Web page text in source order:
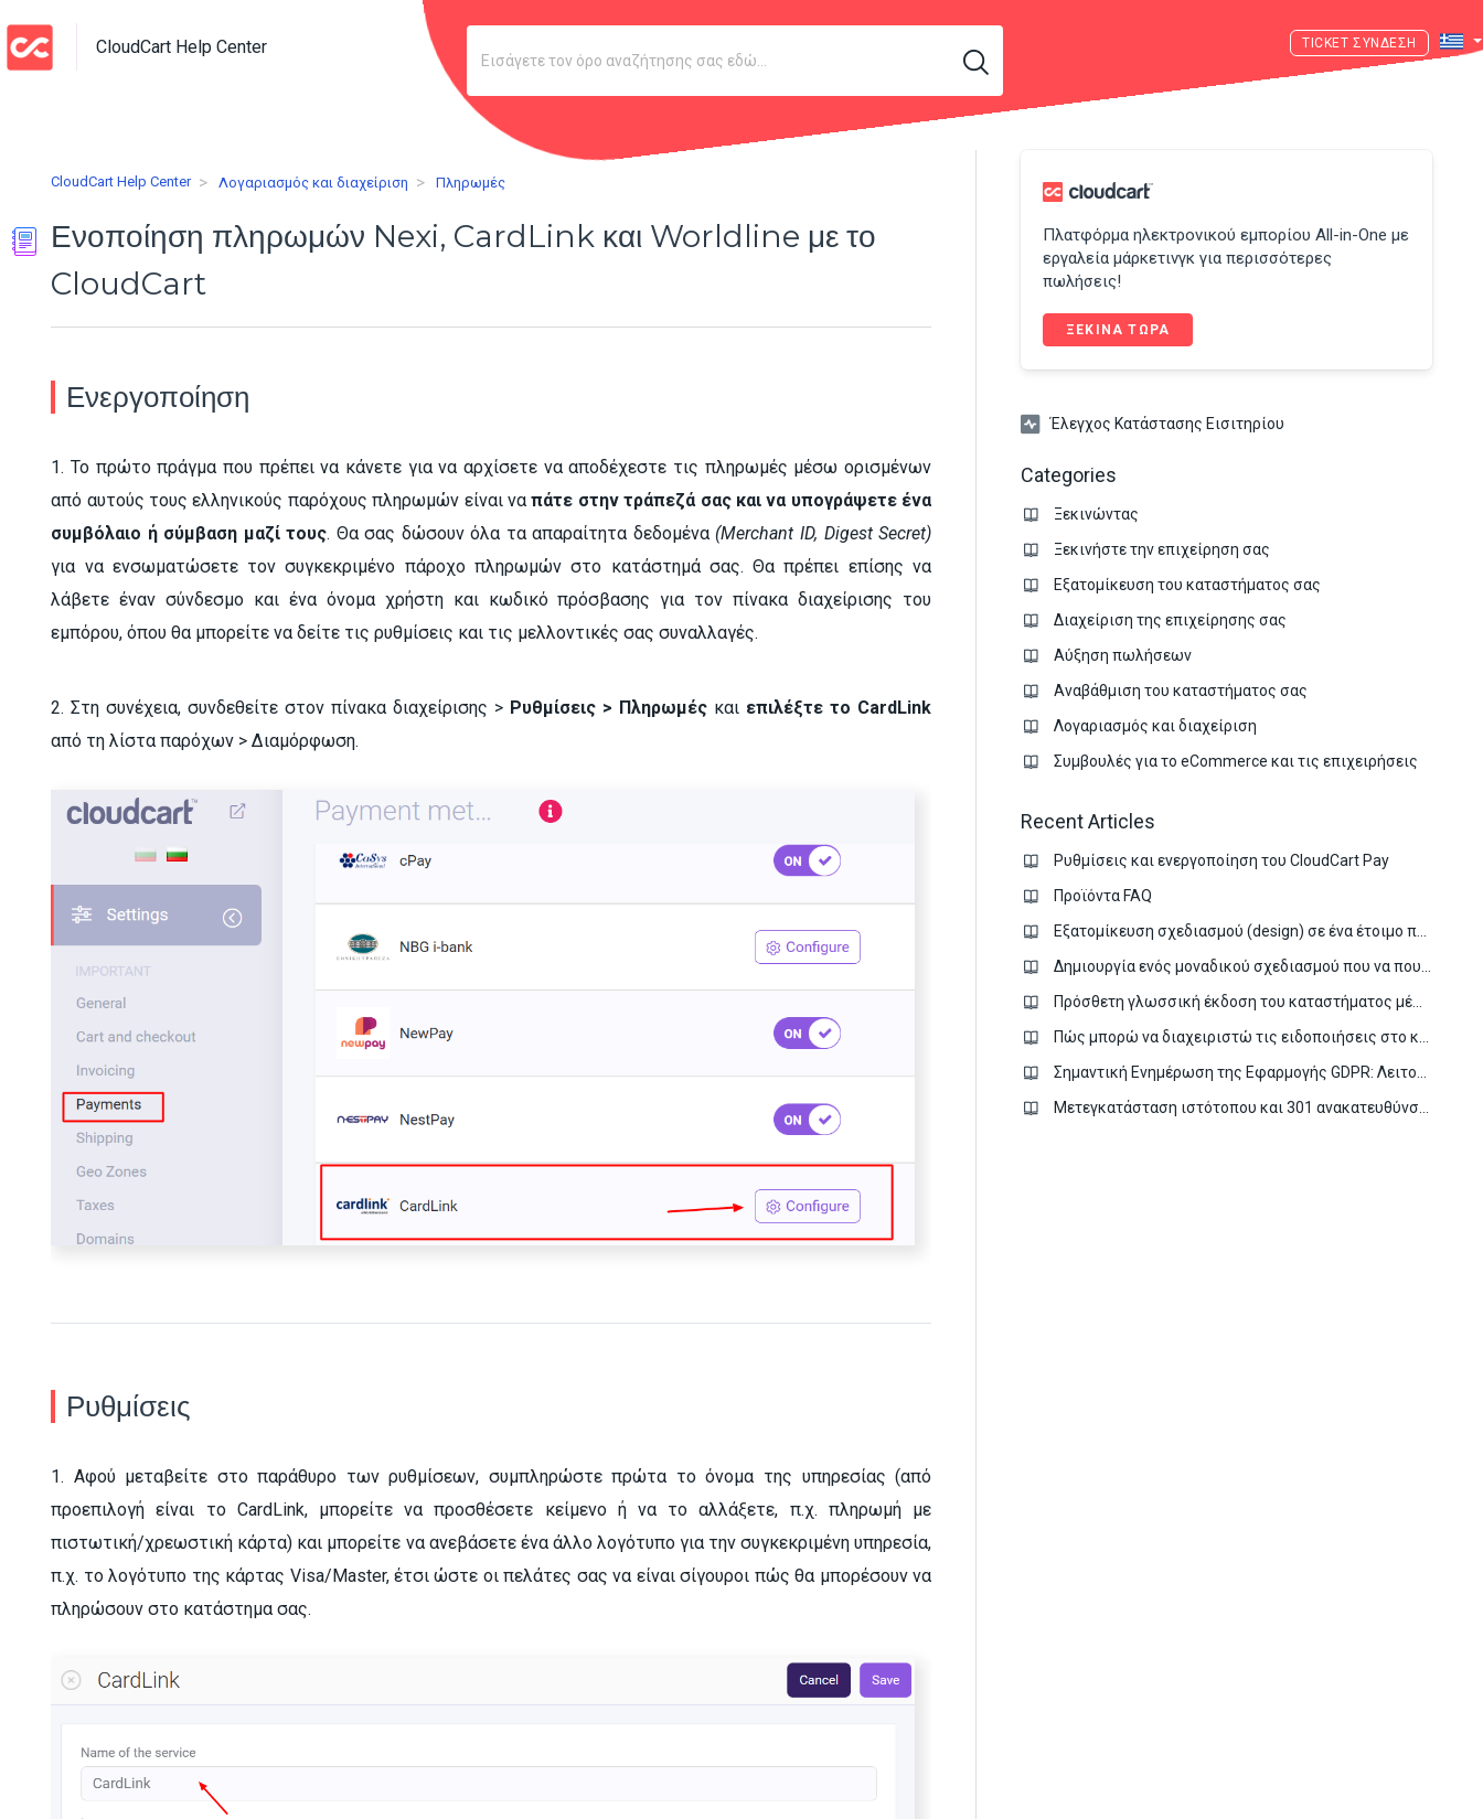
CloudCart Help Center ΣΎΝΔΕΣΗ
CloudCart Help Center Λογαριασμός και διαχείριση Πληρωμές
Ενοποίηση πληρωμών Nexi, CardLink και Worldline με το
CloudCart
Ενεργοποίηση
1. Το πρώτο πράγμα που πρέπει να κάνετε για να αρχίσετε να αποδέχεστε τις πληρωμές μέσω ορισμένων
από αυτούς τους ελληνικούς παρόχους πληρωμών είναι ναπάτε στην τράπεζά σας και να υπογράψετε ένα
συμβόλαιο ή σύμβαση μαζί τους. Θα σας δώσουν όλα τα απαραίτητα δεδομένα (Merchant ID, Digest Secret)
για να ενσωματώσετε τον συγκεκριμένο πάροχο πληρωμών στο κατάστημά σας. Θα πρέπει επίσης να
λάβετε έναν σύνδεσμο και ένα όνομα χρήστη και κωδικό πρόσβασης για τον πίνακα διαχείρισης του
εμπόρου, όπου θα μπορείτε να δείτε τις ρυθμίσεις και τις μελλοντικές σας συναλλαγές.
2. Στη συνέχεια, συνδεθείτε στον πίνακα διαχείρισης > Ρυθμίσεις > Πληρωμές και επιλέξτε το CardLink
από τη λίστα παρόχων > Διαμόρφωση.
Ρυθμίσεις
1. Αφού μεταβείτε στο παράθυρο των ρυθμίσεων, συμπληρώστε πρώτα το όνομα της υπηρεσίας (από
προεπιλογή είναι το CardLink, μπορείτε να προσθέσετε κείμενο ή να το αλλάξετε, π.χ. πληρωμή με
πιστωτική/χρεωστική κάρτα) και μπορείτε να ανεβάσετε ένα άλλο λογότυπο για την συγκεκριμένη υπηρεσία,
π.χ. το λογότυπο της κάρτας Visa/Master, έτσι ώστε οι πελάτες σας να είναι σίγουροι πώς θα μπορέσουν να
πληρώσουν στο κατάστημα σας.
Πλατφόρμα ηλεκτρονικού εμπορίου All-in-One με
εργαλεία μάρκετινγκ για περισσότερες
πωλήσεις!
ΞΕΚΙΝΑ ΤΩΡΑ
Έλεγχος Κατάστασης Εισιτηρίου
Categories
Ξεκινώντας
Ξεκινήστε την επιχείρηση σας
Εξατομίκευση του καταστήματος σας
Διαχείριση της επιχείρησης σας
Аύξηση πωλήσεων
Αναβάθμιση του καταστήματος σας
Λογαριασμός και διαχείριση
Συμβουλές για το eCommerce και τις επιχειρήσεις
Recent Articles
Ρυθμίσεις και ενεργοποίηση του CloudCart Pay
Προϊόντα FAQ